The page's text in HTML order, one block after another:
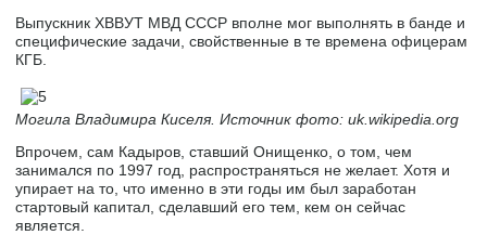
Выпускник ХВВУТ МВД СССР вполне мог выполнять в банде и
специфические задачи, свойственные в те времена офицерам
КГБ.
Могила Владимира Киселя. Источник фото: uk.wikipedia.org
Впрочем, сам Кадыров, ставший Онищенко, о том, чем
занимался по 1997 год, распространяться не желает. Хотя и
упирает на то, что именно в эти годы им был заработан
стартовый капитал, сделавший его тем, кем он сейчас
является.